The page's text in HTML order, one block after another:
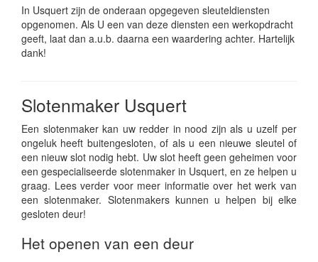
In Usquert zijn de onderaan opgegeven sleuteldiensten
opgenomen. Als U een van deze diensten een werkopdracht
geeft, laat dan a.u.b. daarna een waardering achter. Hartelijk
dank!
Slotenmaker Usquert
Een slotenmaker kan uw redder in nood zijn als u uzelf per
ongeluk heeft buitengesloten, of als u een nieuwe sleutel of
een nieuw slot nodig hebt. Uw slot heeft geen geheimen voor
een gespecialiseerde slotenmaker in Usquert, en ze helpen u
graag. Lees verder voor meer informatie over het werk van
een slotenmaker. Slotenmakers kunnen u helpen bij elke
gesloten deur!
Het openen van een deur